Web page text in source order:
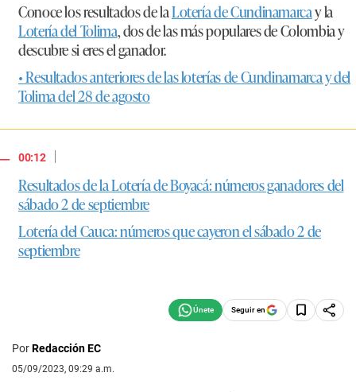
Conoce los resultados de laLotería de Cundinamarcay la
Lotería del Tolima, dos de las más populares de Colombia y
descubre si eres el ganador.
• Resultados anteriores de las loterías de Cundinamarca y del
Tolima del 28 de agosto
00:12
|
Resultados de la Lotería de Boyacá: números ganadores del
sábado 2 de septiembre
Lotería del Cauca: números que cayeron el sábado 2 de
septiembre
Seguir en
PorRedacción EC
05/09/2023, 09:29 a.m.